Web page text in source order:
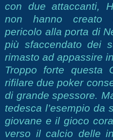
con due attaccanti,
non hanno creato
pericolo alla porta di
più sfaccendato dei
rimasto ad appassire
Troppo forte questa
rifilare due poker
di grande spessore.
tedesca l’esempio da
giovane e il gioco
verso il calcio delle